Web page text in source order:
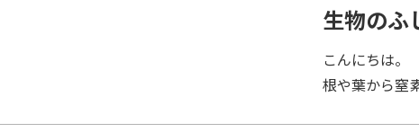
るのかという
ませてトゲ
んに、膨らん
ありませんか
生物のふ
こんにちは。
根や葉から窒